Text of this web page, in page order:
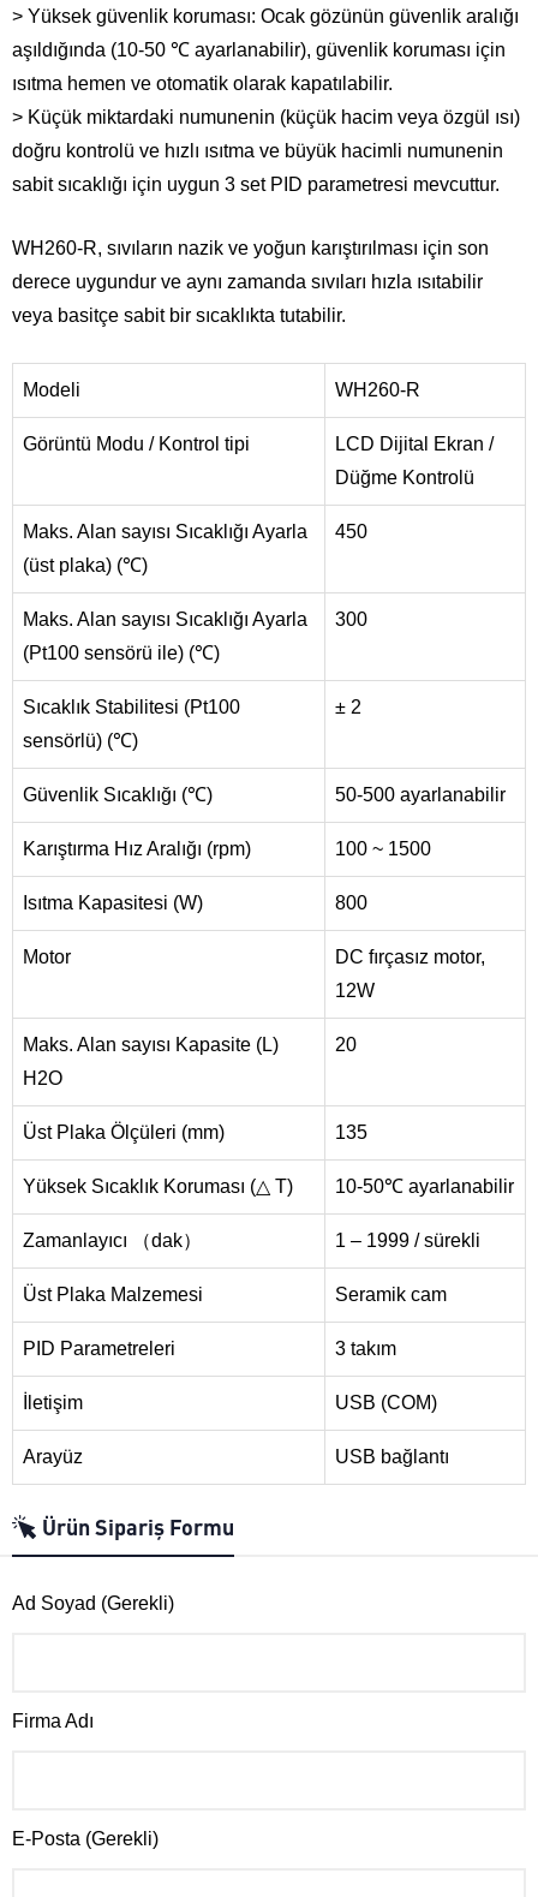
> Yüksek güvenlik koruması: Ocak gözünün güvenlik aralığı
aşıldığında (10-50 ℃ ayarlanabilir), güvenlik koruması için
ısıtma hemen ve otomatik olarak kapatılabilir.
> Küçük miktardaki numunenin (küçük hacim veya özgül ısı)
doğru kontrolü ve hızlı ısıtma ve büyük hacimli numunenin
sabit sıcaklığı için uygun 3 set PID parametresi mevcuttur.
WH260-R, sıvıların nazik ve yoğun karıştırılması için son
derece uygundur ve aynı zamanda sıvıları hızla ısıtabilir
veya basitçe sabit bir sıcaklıkta tutabilir.
Modeli WH260-R
Görüntü Modu / Kontrol tipi
LCD Dijital Ekran /
Düğme Kontrolü
Maks. Alan sayısı Sıcaklığı Ayarla
(üst plaka) (℃)
450
Maks. Alan sayısı Sıcaklığı Ayarla
(Pt100 sensörü ile) (℃)
300
Sıcaklık Stabilitesi (Pt100
sensörlü) (℃)
± 2
Güvenlik Sıcaklığı (℃) 50-500 ayarlanabilir
Karıştırma Hız Aralığı (rpm) 100 ~ 1500
Isıtma Kapasitesi (W) 800
Motor
DC fırçasız motor,
12W
Maks. Alan sayısı Kapasite (L)
H2O
20
Üst Plaka Ölçüleri (mm) 135
Yüksek Sıcaklık Koruması (△ T) 10-50℃ ayarlanabilir
Zamanlayıcı （dak） 1 – 1999 / sürekli
Üst Plaka Malzemesi Seramik cam
PID Parametreleri 3 takım
İletişim USB (COM)
Arayüz USB bağlantı
Ürün Sipariş Formu
Ad Soyad (Gerekli)
Firma Adı
E-Posta (Gerekli)